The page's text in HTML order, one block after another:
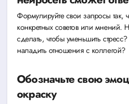
Формулируйте свои запросы так,
конкретных советов или мнений.
сделать, чтобы уменьшить
наладить отношения с коллегой?
Обозначьте свою
окраску